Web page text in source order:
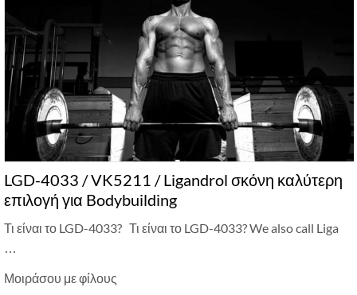
LGD-4033 / VK5211 / Ligandrol σκόνη καλύτερη
επιλογή για Bodybuilding
Τι είναι το LGD-4033? Τι είναι το LGD-4033?We also call Liga
…
Μοιράσου με φίλους